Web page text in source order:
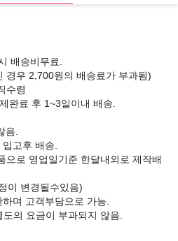
배송비무료.
경우 2,700원의 배송료가 부과됨)
수령
완료 후 1~3일이내 배송.
음.
고후 배송.
으로 영업일기준 한달내외로 제작배
이 변경될수있음)
며 고객부담으로 가능.